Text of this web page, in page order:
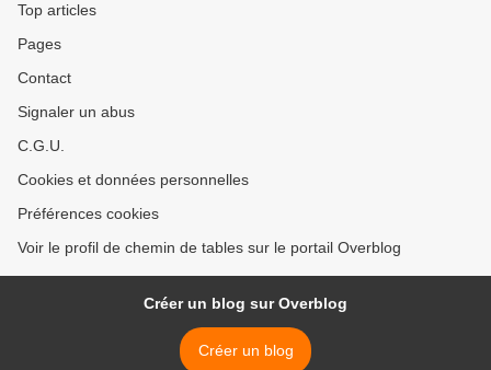
Top articles
Pages
Contact
Signaler un abus
C.G.U.
Cookies et données personnelles
Préférences cookies
Voir le profil de chemin de tables sur le portail Overblog
Créer un blog sur Overblog
Créer un blog